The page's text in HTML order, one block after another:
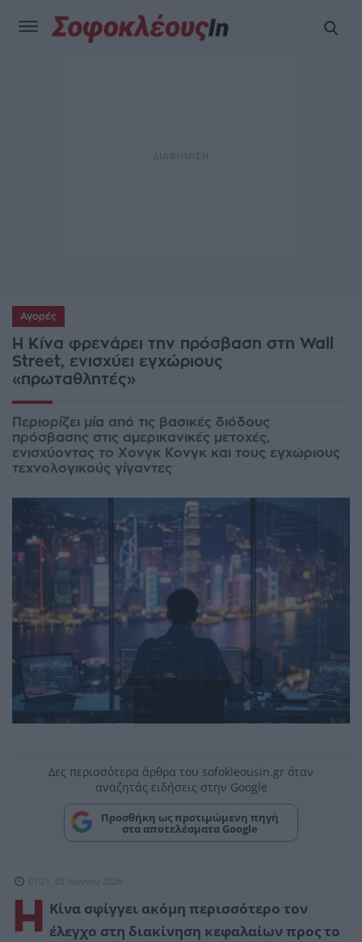
Αγορές
Η Κίνα φρενάρει την πρόσβαση στη Wall
Street, ενισχύει εγχώριους
«πρωταθλητές»
Περιορίζει μία από τις βασικές διόδους
πρόσβασης στις αμερικανικές μετοχές,
ενισχύοντας το Χονγκ Κονγκ και τους εγχώριους
τεχνολογικούς γίγαντες
Δες περισσότερα άρθρα του sofokleousin.gr όταν
αναζητάς ειδήσεις στην Google
Προσθήκη ως προτιμώμενη πηγή
στα αποτελέσματα Google
07:21, 03 Ιουνίου 2026
Η
Κίνα σφίγγει ακόμη περισσότερο τον
έλεγχο στη διακίνηση κεφαλαίων προς το